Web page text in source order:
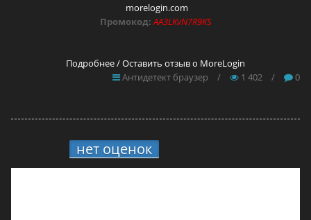
morelogin.com
Промокод:AA3LKvN7R9KS
Подробнее / Оставить отзыв о MoreLogin
Антидетект браузер
/ 1 402 / 0
нет оценок